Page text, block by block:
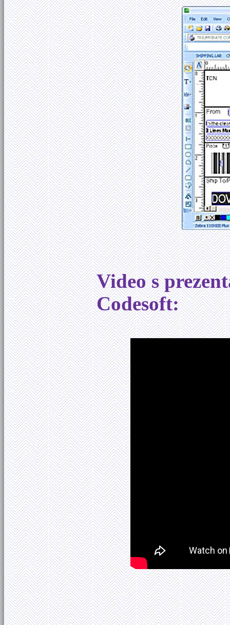
Video s
Codesoft: